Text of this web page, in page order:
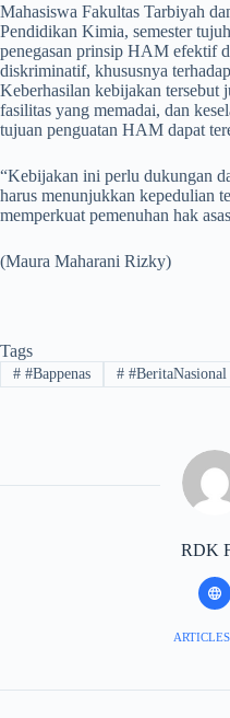
Mahasiswa Fakultas Tarbiyah
Pendidikan Kimia, semester
penegasan prinsip HAM efektif
diskriminatif, khususnya
Keberhasilan kebijakan tersebut
fasilitas yang memadai, dan
tujuan penguatan HAM dapat
“Kebijakan ini perlu dukungan
harus menunjukkan kepedulian
memperkuat pemenuhan hak
(Maura Maharani Rizky)
Tags
##Bappenas ##BeritaNasional
RDK